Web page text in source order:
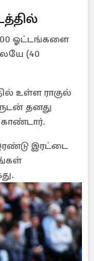
ஓட்டங்களை
(40
உள்ள ராகுல்
தனது
இரட்டை